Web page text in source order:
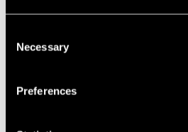
Selection
Necessary
Preferences
Czytaj więcej